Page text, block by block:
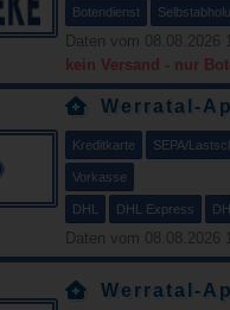
Botendienst
Daten vom 08.08.2026
kein Versand - nur
Werratal-
Kreditkarte SEPA/
Vorkasse
DHL DHL Express
Daten vom 08.08.2026
Werratal-